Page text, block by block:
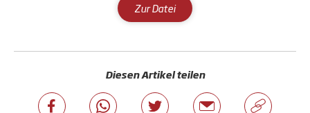
Zur Datei
Diesen Artikel teilen